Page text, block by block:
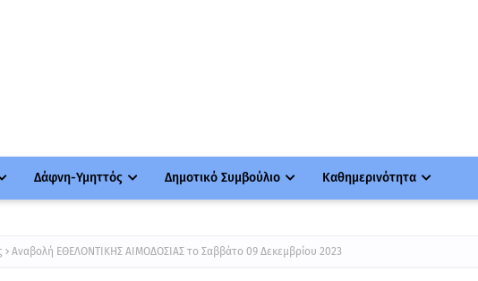
Δάφνη-Υμηττός Δημοτικό Συμβούλιο Καθημερινότητα
Αναβολή ΕΘΕΛΟΝΤΙΚΗΣ ΑΙΜΟΔΟΣΙΑΣ το Σαββάτο 09 Δεκεμβρίου 2023